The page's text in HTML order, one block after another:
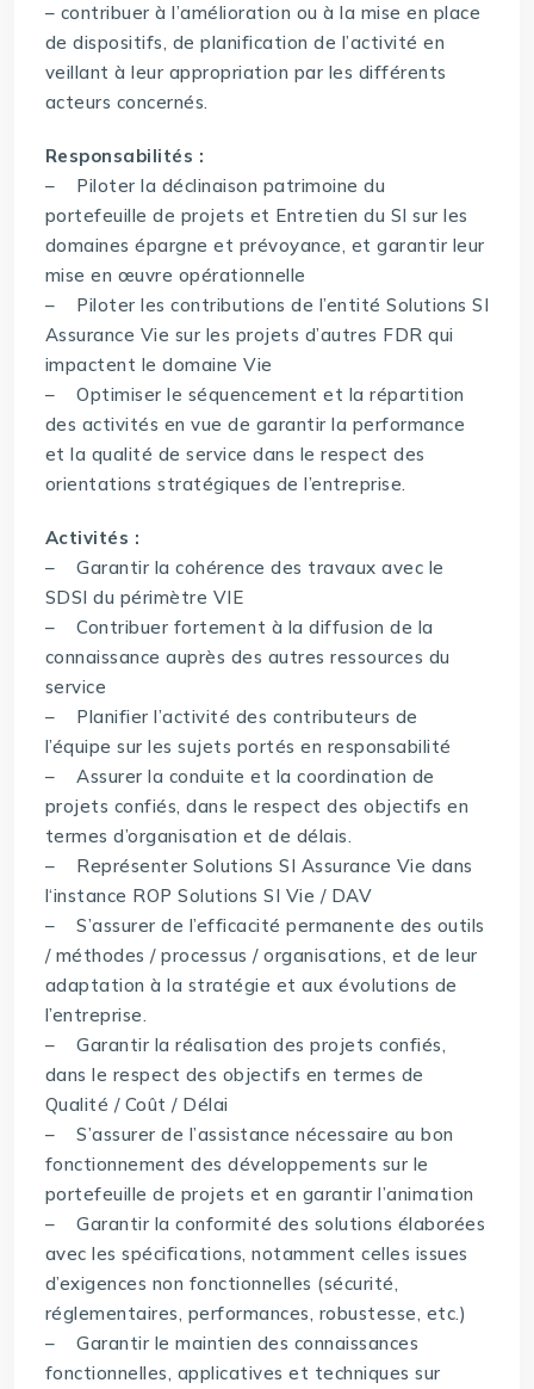
– contribuer à l’amélioration ou à la mise en place
de dispositifs, de planification de l’activité en
veillant à leur appropriation par les différents
acteurs concernés.
Responsabilités :
– Piloter la déclinaison patrimoine du
portefeuille de projets et Entretien du SI sur les
domaines épargne et prévoyance, et garantir leur
mise en œuvre opérationnelle
– Piloter les contributions de l’entité Solutions SI
Assurance Vie sur les projets d’autres FDR qui
impactent le domaine Vie
– Optimiser le séquencement et la répartition
des activités en vue de garantir la performance
et la qualité de service dans le respect des
orientations stratégiques de l’entreprise.
Activités :
– Garantir la cohérence des travaux avec le
SDSI du périmètre VIE
– Contribuer fortement à la diffusion de la
connaissance auprès des autres ressources du
service
– Planifier l’activité des contributeurs de
l’équipe sur les sujets portés en responsabilité
– Assurer la conduite et la coordination de
projets confiés, dans le respect des objectifs en
termes d’organisation et de délais.
– Représenter Solutions SI Assurance Vie dans
l‘instance ROP Solutions SI Vie / DAV
– S’assurer de l’efficacité permanente des outils
/ méthodes / processus / organisations, et de leur
adaptation à la stratégie et aux évolutions de
l’entreprise.
– Garantir la réalisation des projets confiés,
dans le respect des objectifs en termes de
Qualité / Coût / Délai
– S’assurer de l’assistance nécessaire au bon
fonctionnement des développements sur le
portefeuille de projets et en garantir l’animation
– Garantir la conformité des solutions élaborées
avec les spécifications, notamment celles issues
d’exigences non fonctionnelles (sécurité,
réglementaires, performances, robustesse, etc.)
– Garantir le maintien des connaissances
fonctionnelles, applicatives et techniques sur